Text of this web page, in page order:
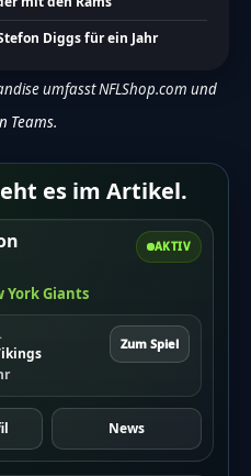
Diggs für ein Jahr
umfasst NFLShop.com und
Teams.
es im Artikel.
AKTIV
York Giants
Zum Spiel
News